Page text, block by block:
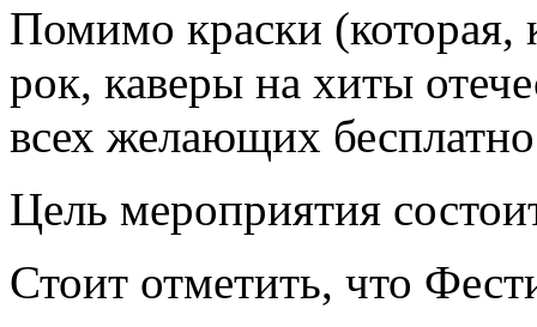
Помимо краски (которая,
рок, каверы на хиты
всех желающих
Цель мероприятия
Стоит отметить, что